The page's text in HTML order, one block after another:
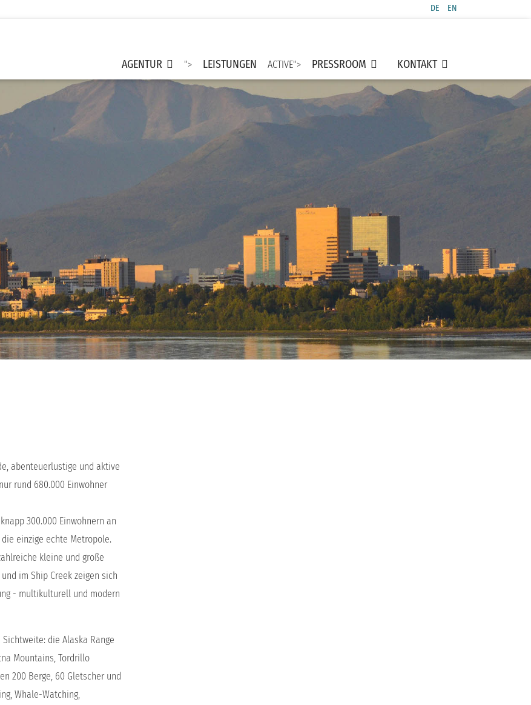
Sprache auswählen
DE EN
AGENTUR "> LEISTUNGEN ACTIVE"> PRESSROOM KONTAKT
abenteuerlustige und aktive
rund 680.000 Einwohner
300.000 Einwohnern an
einzige echte Metropole.
kleine und große
im Ship Creek zeigen sich
- multikulturell und modern
die Alaska Range
Mountains, Tordrillo
200 Berge, 60 Gletscher und
Whale-Watching,